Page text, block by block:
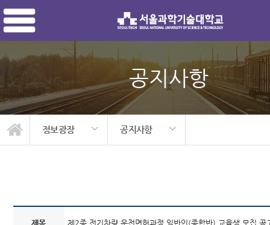
공지사항
정보광장 공지사항
관리자
철도아카데미 소개
교육안내
모집안내
정보광장
공지사항
자유게시판
정보자료실
제목 제2종 전기차량 운전면허과정 일반인(종합반) 교육생 모집 공